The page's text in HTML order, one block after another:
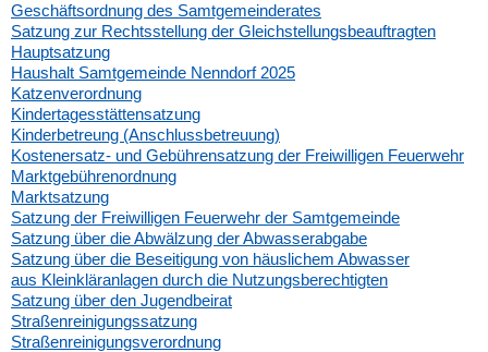
Geschäftsordnung des Samtgemeinderates
Satzung zur Rechtsstellung der Gleichstellungsbeauftragten
Hauptsatzung
Haushalt Samtgemeinde Nenndorf 2025
Katzenverordnung
Kindertagesstättensatzung
Kinderbetreung (Anschlussbetreuung)
Kostenersatz- und Gebührensatzung der Freiwilligen Feuerwehr
Marktgebührenordnung
Marktsatzung
Satzung der Freiwilligen Feuerwehr der Samtgemeinde
Satzung über die Abwälzung der Abwasserabgabe
Satzung über die Beseitigung von häuslichem Abwasser
aus Kleinkläranlagen durch die Nutzungsberechtigten
Satzung über den Jugendbeirat
Straßenreinigungssatzung
Straßenreinigungsverordnung